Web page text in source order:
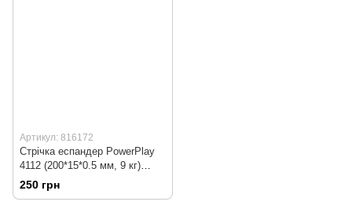
Артикул: 816172
Стрічка еспандер PowerPlay
4112 (200*15*0.5 мм, 9 кг)
Medium Green
250 грн